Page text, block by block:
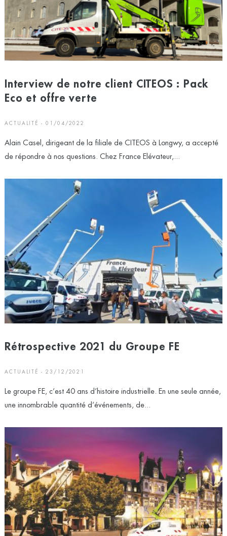
Interview de notre client CITEOS : Pack
Eco et offre verte
ACTUALITÉ - 01/04/2022
Alain Casel, dirigeant de la filiale de CITEOS à Longwy, a accepté
de répondre à nos questions. Chez France Elévateur,...
Rétrospective 2021 du Groupe FE
ACTUALITÉ - 23/12/2021
Le groupe FE, c’est 40 ans d’histoire industrielle. En une seule année,
une innombrable quantité d’événements, de...